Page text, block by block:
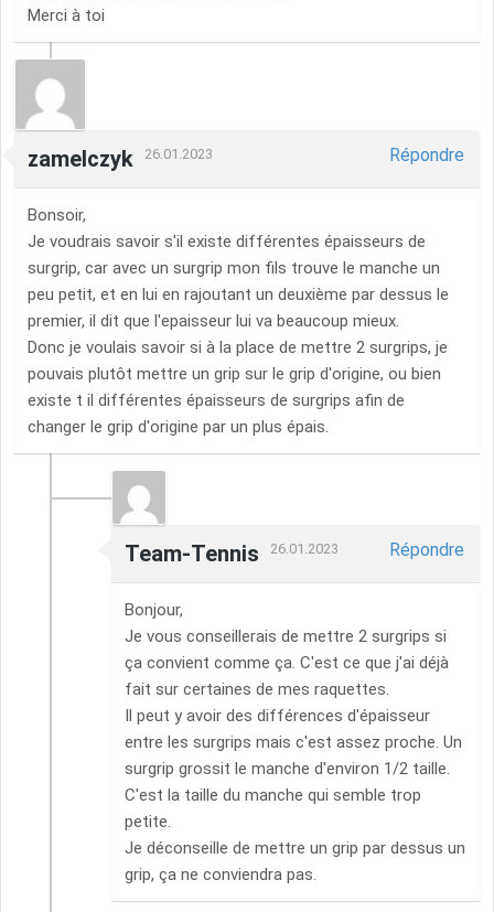
Merci à toi
zamelczyk 26.01.2023 Répondre
Bonsoir,
Je voudrais savoir s'il existe différentes épaisseurs de
surgrip, car avec un surgrip mon fils trouve le manche un
peu petit, et en lui en rajoutant un deuxième par dessus le
premier, il dit que l'epaisseur lui va beaucoup mieux.
Donc je voulais savoir si à la place de mettre 2 surgrips, je
pouvais plutôt mettre un grip sur le grip d'origine, ou bien
existe t il différentes épaisseurs de surgrips afin de
changer le grip d'origine par un plus épais.
Team-Tennis 26.01.2023 Répondre
Bonjour,
Je vous conseillerais de mettre 2 surgrips si
ça convient comme ça. C'est ce que j'ai déjà
fait sur certaines de mes raquettes.
Il peut y avoir des différences d'épaisseur
entre les surgrips mais c'est assez proche. Un
surgrip grossit le manche d'environ 1/2 taille.
C'est la taille du manche qui semble trop
petite.
Je déconseille de mettre un grip par dessus un
grip, ça ne conviendra pas.